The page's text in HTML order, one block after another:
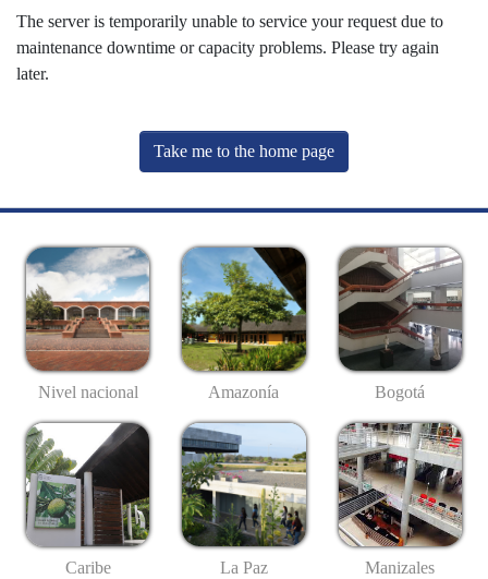
The server is temporarily unable to service your request due to
maintenance downtime or capacity problems. Please try again
later.
Take me to the home page
Nivel nacional Amazonía Bogotá
Caribe La Paz Manizales